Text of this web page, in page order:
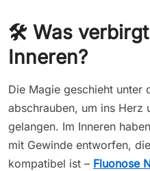
🛠️ Was
Inneren?
Die Magie geschieht unter
abschrauben, um ins Herz
gelangen. Im Inneren
mit Gewinde entworfen,
kompatibel ist – Fluonose